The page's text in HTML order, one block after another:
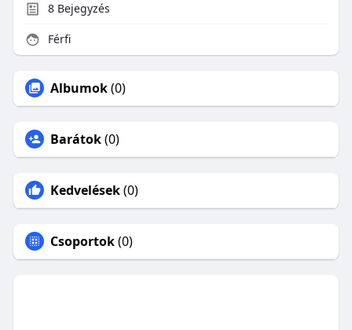
8Bejegyzés
Férfi
Albumok(0)
Barátok(0)
Kedvelések(0)
Csoportok(0)